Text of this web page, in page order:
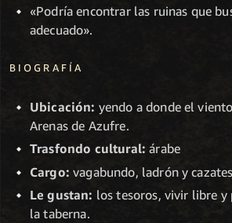
«Podría encontrar las ruinas que
adecuado».
BIOGRAFÍA
Ubicación: yendo a donde el
Arenas de Azufre.
Trasfondo cultural:árabe
Cargo:vagabundo, ladrón y
Le gustan: los tesoros, vivir libre y
la taberna.